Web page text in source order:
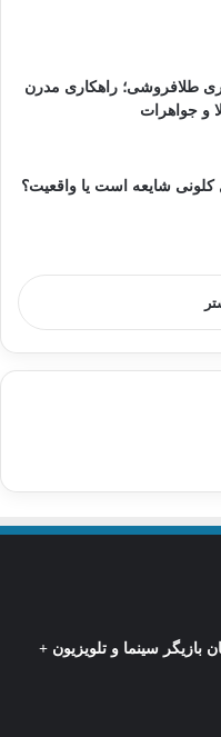
طلافروشی؛ راهکاری مدرن
و جواهرات
شایعه است یا واقعیت؟
بازیگر سینما و تلویزیون +